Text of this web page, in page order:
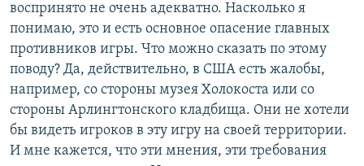
воспринято не очень адекватно. Насколько я
понимаю, это и есть основное опасение главных
противников игры. Что можно сказать по этому
поводу? Да, действительно, в США есть жалобы,
например, со стороны музея Холокоста или со
стороны Арлингтонского кладбища. Они не хотели
бы видеть игроков в эту игру на своей территории.
И мне кажется, что эти мнения, эти требования